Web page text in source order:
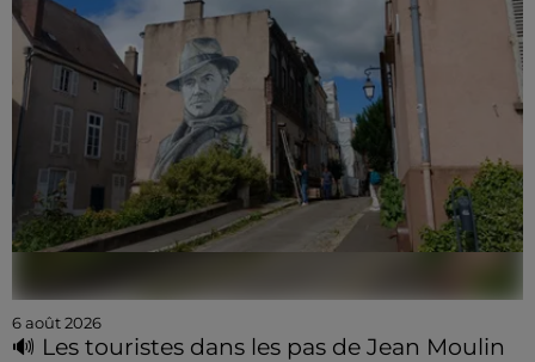
6 août 2026
🔊 Les touristes dans les pas de Jean Moulin